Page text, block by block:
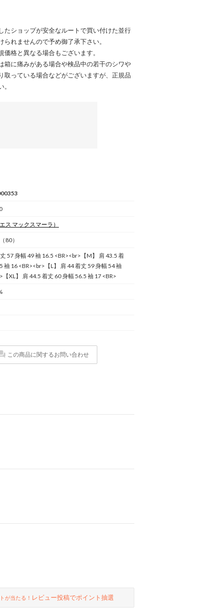
ショップが安全なルートで買い付けた並行
れませんので予め御了承下さい。
格と異なる場合もございます。
に痛みがある場合や検品中の若干のシワや
っている場合などがございますが、正規品
エス マックスマーラ）
80）
丈 57 身幅 49 袖 16.5 <BR><br>【M】 肩 43.5 着
袖 16 <BR><br>【L】 肩 44 着丈 59 身幅 54 袖
【XL】 肩 44.5 着丈 60 身幅 56.5 袖 17 <BR>
この商品に関するお問い合わせ
が当たる！ レビュー投稿でポイント抽選